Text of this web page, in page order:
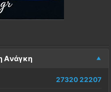
Ανάγκη
27320 22207